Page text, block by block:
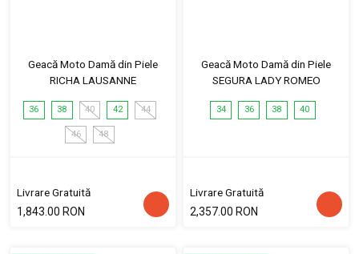
Geacă Moto Damă din Piele
RICHA LAUSANNE
36 38 40 42 44
46 48
Livrare Gratuită
1,843.00 RON
Geacă Moto Damă din Piele
SEGURA LADY ROMEO
34 36 38 40
Livrare Gratuită
2,357.00 RON